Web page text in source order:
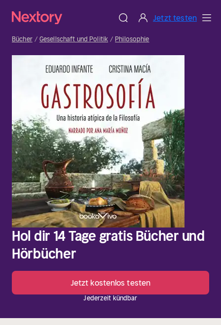
Jetzt testen
Bücher Gesellschaft und Politik Philosophie
Hol dir 14 Tage gratis Bücher und
Hörbücher
Jetzt kostenlos testen
Jederzeit kündbar